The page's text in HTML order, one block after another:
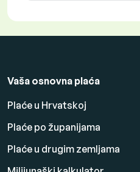
Vaša osnovna plaća
Plaće u Hrvatskoj
Plaće po županijama
Plaće u drugim zemljama